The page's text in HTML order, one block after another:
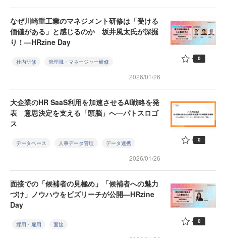
なぜ川崎重工業のマネジメント研修は「受ける
価値がある」と感じるのか 坂井風太氏が深掘
り！—HRzine Day
社内研修 管理職・マネージャー研修
2026/01/26
0
大企業のHR SaaS利用を加速させるAI戦略を発
表 意思決定を支える「頭脳」へ—パトスロゴ
ス
データベース 人事データ管理 データ連携
2026/01/26
0
面接での「候補者の見極め」「候補者への魅力
づけ」ノウハウをビズリーチが公開—HRzine
Day
採用・雇用 面接 0